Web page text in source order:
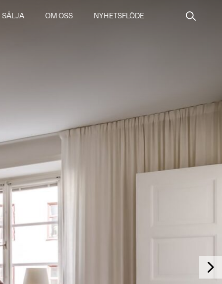
SÄLJA OM OSS NYHETSFLÖDE